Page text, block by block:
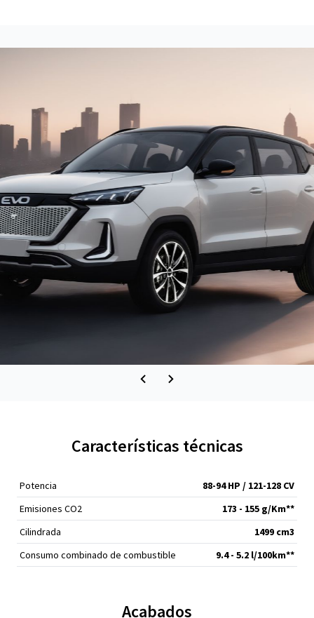
Características técnicas
Potencia
88-94 HP / 121-128 CV
Emisiones CO2
173 - 155 g/Km**
Cilindrada
1499 cm3
Consumo combinado de combustible
9.4 - 5.2 l/100km**
Acabados